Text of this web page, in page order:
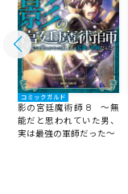
コミックガルド
影の宮廷魔術師 8 ～無
能だと思われていた男、
実は最強の軍師だった～